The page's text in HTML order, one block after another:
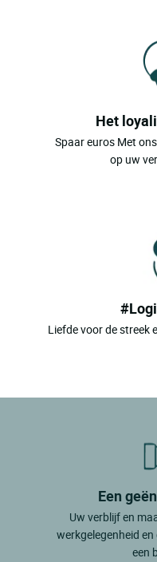
Het
Spaar euros Met
op uw
Liefde voor de streek
Een
Uw verblijf en
werkgelegenheid
een